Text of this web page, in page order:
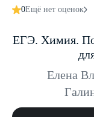
0Ещё нет оценок
ЕГЭ. Химия.
Елена